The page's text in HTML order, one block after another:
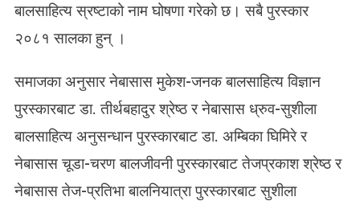
क
चा
ल
सा
हि
बालसाहित्य स्रष्टाको नाम घोषणा गरेको छ। सबै पुरस्कार
२०८१ सालका हुन् ।
समाजकाअनुसार नेबासास मुकेश-जनक बालसाहित्य विज्ञान
पुरस्कारबाट डा. तीर्थबहादुर श्रेष्ठ र नेबासास ध्रुव-सुशीला
बालसाहित्य अनुसन्धान पुरस्कारबाट डा. अम्बिका घिमिरे र
नेबासास चूडा-चरण बालजीवनी पुरस्कारबाट तेजप्रकाश श्रेष्ठ र
नेबासास तेज-प्रतिभा बालनियात्रा पुरस्कारबाट सुशीला